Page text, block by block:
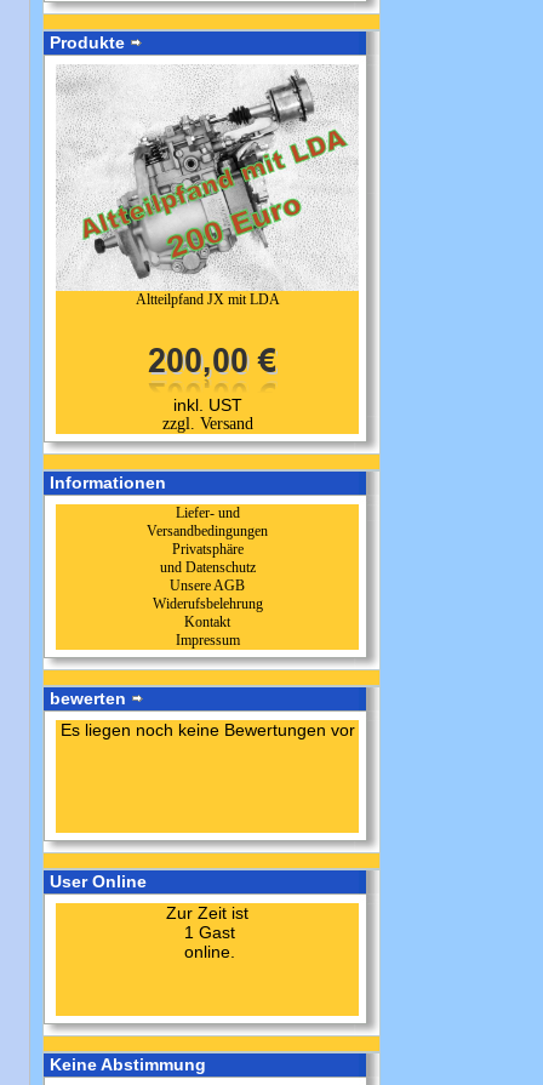
Produkte
Altteilpfand JX mit LDA
inkl. UST
zzgl. Versand
Informationen
Liefer- und
Versandbedingungen
Privatsphäre
und Datenschutz
Unsere AGB
Widerufsbelehrung
Kontakt
Impressum
bewerten
Es liegen noch keine Bewertungen vor
User Online
Zur Zeit ist
1 Gast
online.
Keine Abstimmung